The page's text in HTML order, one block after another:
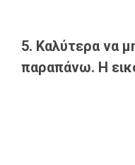
5. Καλύτερα να
παραπάνω. Η